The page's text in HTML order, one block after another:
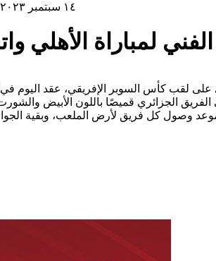
١٤ سبتمبر ٢٠٢٣ في ٠٣:٣٩ م
لمباراة الأهلي